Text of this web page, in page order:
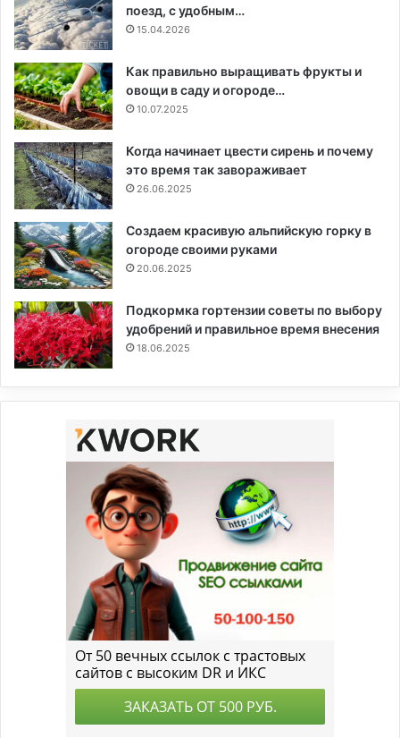
поезд, с удобным…
15.04.2026
Как правильно выращивать фрукты и
овощи в саду и огороде…
10.07.2025
Когда начинает цвести сирень и почему
это время так завораживает
26.06.2025
Создаем красивую альпийскую горку в
огороде своими руками
20.06.2025
Подкормка гортензии советы по выбору
удобрений и правильное время внесения
18.06.2025